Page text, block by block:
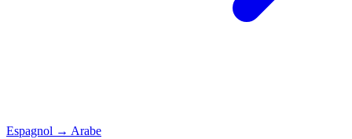
Espagnol → Arabe